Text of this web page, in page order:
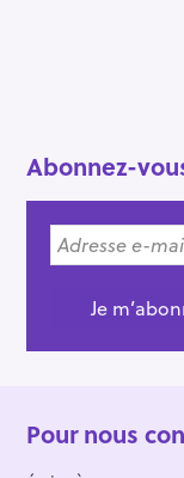
a
v
i
g
n
Abonnez-
Pour nous